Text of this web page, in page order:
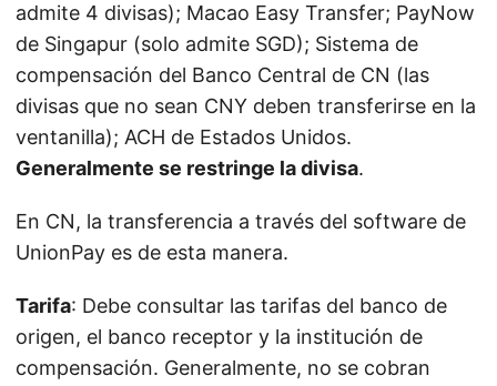
admite 4 divisas); Macao Easy Transfer; PayNow
de Singapur (solo admite SGD); Sistema de
compensación del Banco Central de CN (las
divisas que no sean CNY deben transferirse en la
ventanilla); ACH de Estados Unidos.
Generalmente se restringe la divisa.
En CN, la transferencia a través del software de
UnionPay es de esta manera.
Tarifa: Debe consultar las tarifas del banco de
origen, el banco receptor y la institución de
compensación. Generalmente, no se cobran